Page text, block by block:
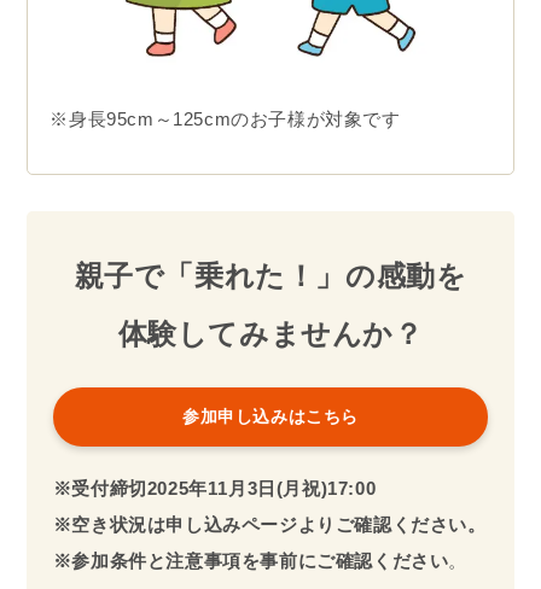
※身長95cm～125cmのお子様が対象です
親子で「乗れた！」の感動を
体験してみませんか？
参加申し込みはこちら
※受付締切2025年11月3日(月祝)17:00
※空き状況は申し込みページよりご確認ください。
※参加条件と注意事項を事前にご確認ください。